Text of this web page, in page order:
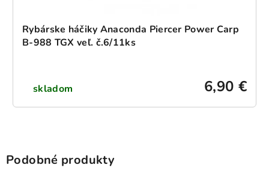
Rybárske háčiky Anaconda Piercer Power Carp
B-988 TGX veľ. č.6/11ks
skladom 6,90 €
Podobné produkty